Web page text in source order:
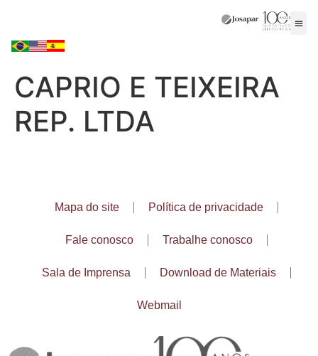
CAPRIO E TEIXEIRA
REP. LTDA
Mapa do site Política de privacidade
Fale conosco Trabalhe conosco
Sala de Imprensa Download de Materiais
Webmail